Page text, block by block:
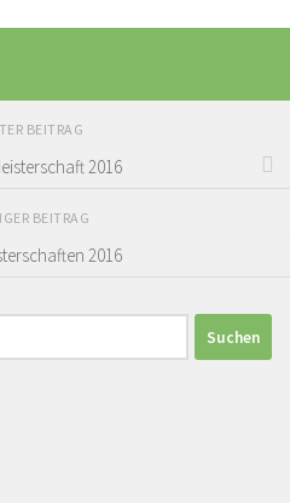
BEITRAG
2016
BEITRAG
2016